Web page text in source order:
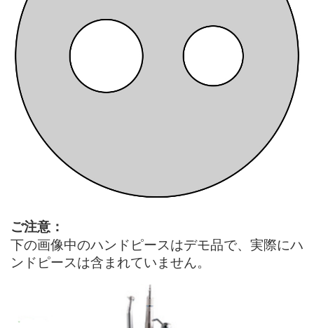
ご注意：
下の画像中のハンドピースはデモ品で、実際にハ
ンドピースは含まれていません。